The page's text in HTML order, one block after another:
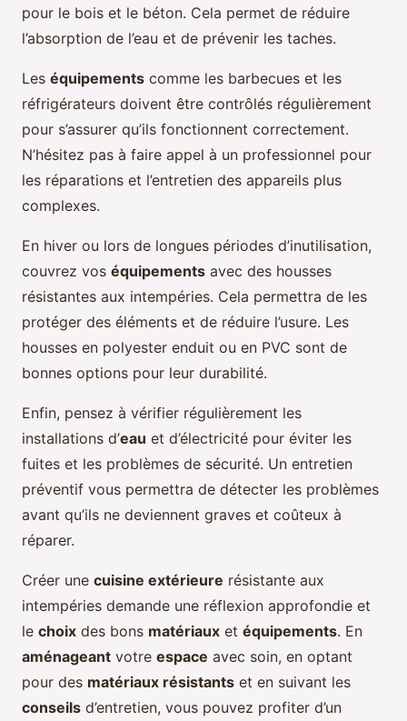
pour le bois et le béton. Cela permet de réduire
l’absorption de l’eau et de prévenir les taches.
Les équipements comme les barbecues et les
réfrigérateurs doivent être contrôlés régulièrement
pour s’assurer qu’ils fonctionnent correctement.
N’hésitez pas à faire appel à un professionnel pour
les réparations et l’entretien des appareils plus
complexes.
En hiver ou lors de longues périodes d’inutilisation,
couvrez vos équipements avec des housses
résistantes aux intempéries. Cela permettra de les
protéger des éléments et de réduire l’usure. Les
housses en polyester enduit ou en PVC sont de
bonnes options pour leur durabilité.
Enfin, pensez à vérifier régulièrement les
installations d’eau et d’électricité pour éviter les
fuites et les problèmes de sécurité. Un entretien
préventif vous permettra de détecter les problèmes
avant qu’ils ne deviennent graves et coûteux à
réparer.
Créer une cuisine extérieure résistante aux
intempéries demande une réflexion approfondie et
le choix des bons matériaux et équipements. En
aménageant votre espace avec soin, en optant
pour des matériaux résistants et en suivant les
conseils d’entretien, vous pouvez profiter d’un